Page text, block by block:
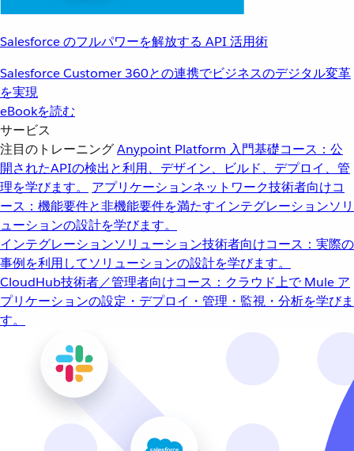
Salesforce のフルパワーを解放する API 活用術
Salesforce Customer 360との連携でビジネスのデジタル変革
を実現
eBookを読む
サービス
注目のトレーニングAnypoint Platform 入門基礎コース：公
開されたAPIの検出と利用、デザイン、ビルド、デプロイ、管
理を学びます。
アプリケーションネットワーク技術者向けコ
ース：機能要件と非機能要件を満たすインテグレーションソリ
ューションの設計を学びます。
インテグレーションソリューション技術者向けコース：実際の
事例を利用してソリューションの設計を学びます。
CloudHub技術者／管理者向けコース：クラウド上で Mule ア
プリケーションの設定・デプロイ・管理・監視・分析を学びま
す。